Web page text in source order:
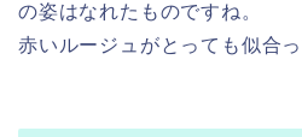
の姿はなれたものですね。
赤いルージュがとっても似合っ